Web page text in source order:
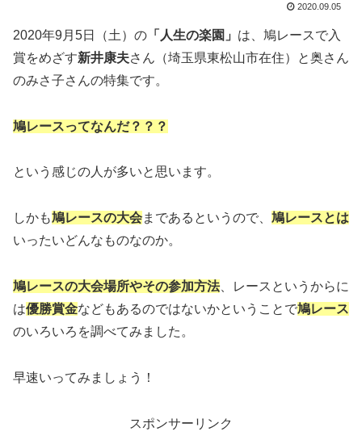
2020.09.05
2020年9月5日（土）の 「人生の楽園」 は、鳩レースで入
賞をめざす新井康夫さん（埼玉県東松山市在住）と奥さん
のみさ子さんの特集です。
鳩レースってなんだ？？？
という感じの人が多いと思います。
しかも鳩レースの大会まであるというので、 鳩レースとは
いったいどんなものなのか。
鳩レースの大会場所やその参加方法、レースというからに
は優勝賞金などもあるのではないかということで鳩レース
のいろいろを調べてみました。
早速いってみましょう！
スポンサーリンク